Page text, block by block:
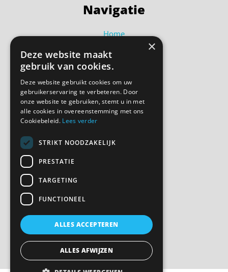
Navigatie
Home
Busje huren
Over ons
Contact
Bel ons
Privacyverklaring
×
Deze website maakt
gebruik van cookies.
Deze website gebruikt cookies om uw
gebruikerservaring te verbeteren. Door
onze website te gebruiken, stemt u in met
alle cookies in overeenstemming met ons
Cookiebeleid. Lees verder
STRIKT NOODZAKELIJK
PRESTATIE
TARGETING
FUNCTIONEEL
ALLES ACCEPTEREN
ALLES AFWIJZEN